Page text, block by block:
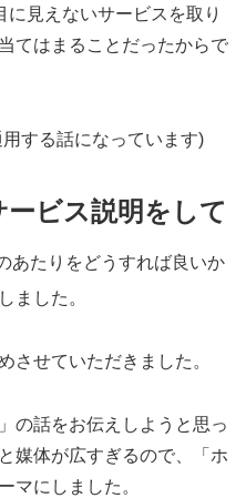
に見えないサービスを取り
てはまることだったからで
する話になっています)
ビス説明をして
あたりをどうすれば良いか
ました。
させていただきました。
の話をお伝えしようと思っ
媒体が広すぎるので、「ホ
マにしました。